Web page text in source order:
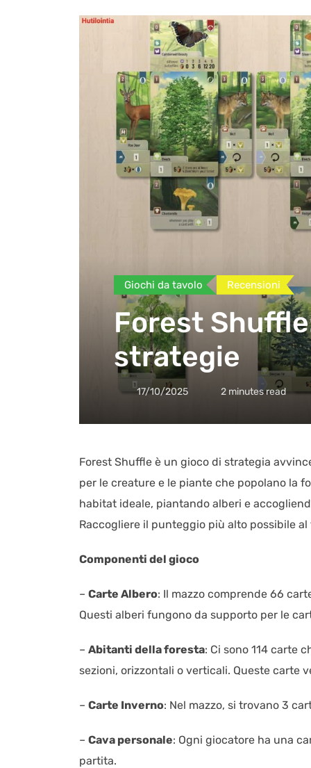
Giochi da tavolo Recensioni
Forest
strategie
17/10/2025 2 minutes read
Forest Shuffle è un gioco di strategia
per le creature e le piante che popolano la
habitat ideale, piantando alberi e
Raccogliere il punteggio più alto possibile
Componenti del gioco
– Carte Albero: Il mazzo comprende 66
Questi alberi fungono da supporto per le
– Abitanti della foresta: Ci sono 114 carte
sezioni, orizzontali o verticali. Queste carte
– Carte Inverno: Nel mazzo, si trovano 3
– Cava personale: Ogni giocatore ha una
partita.